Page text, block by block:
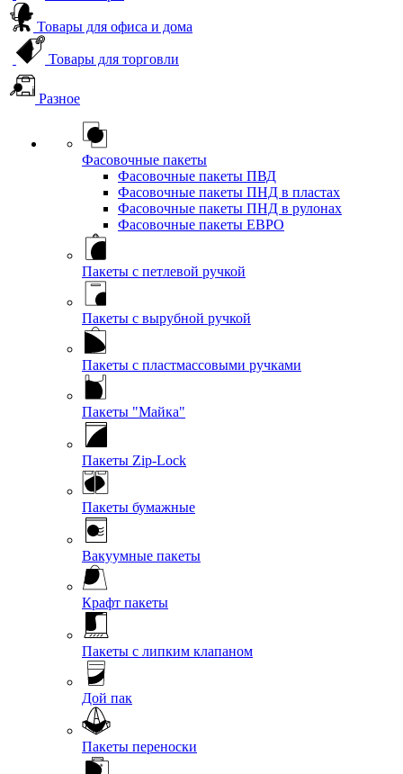
Товары для офиса и дома
Товары для торговли
Разное
Фасовочные пакеты
Фасовочные пакеты ПВД
Фасовочные пакеты ПНД в пластах
Фасовочные пакеты ПНД в рулонах
Фасовочные пакеты ЕВРО
Пакеты с петлевой ручкой
Пакеты с вырубной ручкой
Пакеты с пластмассовыми ручками
Пакеты "Майка"
Пакеты Zip-Lock
Пакеты бумажные
Вакуумные пакеты
Крафт пакеты
Пакеты с липким клапаном
Дой пак
Пакеты переноски